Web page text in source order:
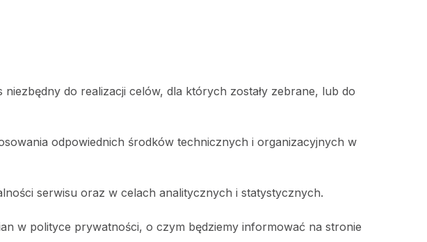
do realizacji celów, dla których zostały zebrane, lub do
odpowiednich środków technicznych i organizacyjnych w
serwisu oraz w celach analitycznych i statystycznych.
w polityce prywatności, o czym będziemy informować na stronie